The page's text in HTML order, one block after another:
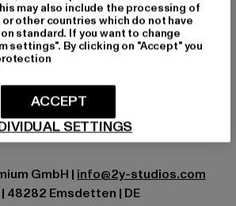
97% Baumwolle, 3%
GmbH | info@2y-studios.com
48282 Emsdetten | DE
may also include the processing of
or other countries which do not have
standard. If you want to change
settings". By clicking on "Accept" you
SETTINGS
ACCEPT